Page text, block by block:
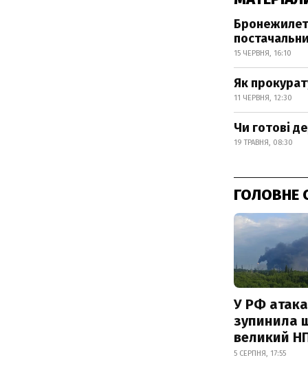
15 ЧЕРВНЯ, 16:10
Як
11 ЧЕРВНЯ, 12:30
Чи готові
19 ТРАВНЯ, 08:30
ГОЛОВНЕ
У РФ
зупинила
великий
5 СЕРПНЯ, 17:55